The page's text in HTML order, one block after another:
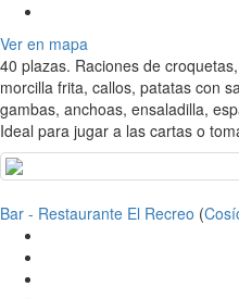
Ver en mapa
40 plazas. Raciones de
morcilla frita, callos, patatas con
gambas, anchoas, ensaladilla,
Ideal para jugar a las cartas o
Bar - Restaurante El Recreo (